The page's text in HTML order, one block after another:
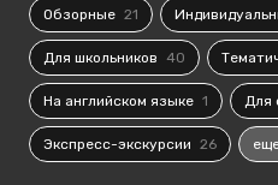
Обзорные 21
Для школьников 40
На английском языке 1 Для
Экспресс-экскурсии 26